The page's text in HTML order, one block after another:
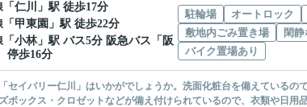
「 仁川
」駅 徒歩17分
「 甲東園 」駅 徒歩22分
「 小林」駅 バス5分 阪急バス「阪
停歩16分
駐輪場 オートロック
敷地内ごみ置き場
閑
バイク置場あり
セイバリー仁川」はいかがでしょうか。洗面化粧台を備えているの
ボックス・クロゼットなどが備え付けられているので、衣類や日用